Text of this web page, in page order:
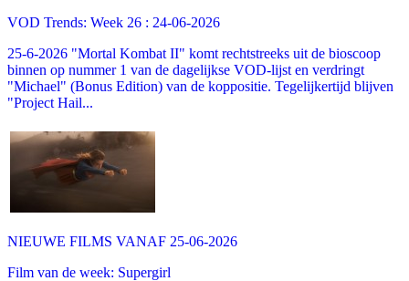
VOD Trends: Week 26 : 24-06-2026
25-6-2026 "Mortal Kombat II" komt rechtstreeks uit de bioscoop
binnen op nummer 1 van de dagelijkse VOD-lijst en verdringt
"Michael" (Bonus Edition) van de koppositie. Tegelijkertijd blijven
"Project Hail...
NIEUWE FILMS VANAF 25-06-2026
Film van de week: Supergirl